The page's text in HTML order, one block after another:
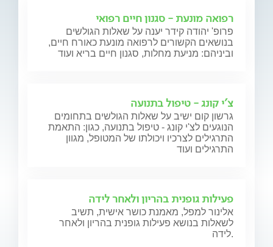
רפואה מונעת - סגנון חיים רפואי
פרופ' יהודה קידר יענה על שאלות הגולשים
בנושאים הקשורים לרפואה מונעת כאורח חיים,
וביניהם: מניעת מחלות, סגנון חיים בריא ועוד
צ'י קונג - טיפול בתנועה
גרשון קום ישיב על שאלות הגולשים בתחומים
הנוגעים לצ'י קונג - טיפול בתנועה, כגון: התאמת
התרגילים לצרכיו ויכולתו של המטופל, מגוון
התרגילים ועוד
פעילות גופנית בהריון ולאחר לידה
אלינור למפל, מאמנת כושר אישית, תשיב
לשאלות בנושא פעילות גופנית בהריון ולאחר
לידה.